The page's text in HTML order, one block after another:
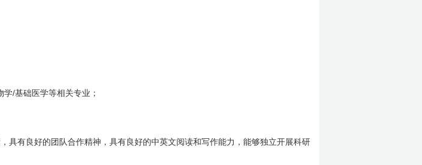
学/基础医学等相关专业；
具有良好的团队合作精神，具有良好的中英文阅读和写作能力，能够独立开展科研